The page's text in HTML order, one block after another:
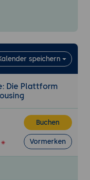
Synapse
der
Datasets und
Abfragen zur
mit erfolgreich
auf einem
speichern
Die Plattform
Buchen
Vormerken